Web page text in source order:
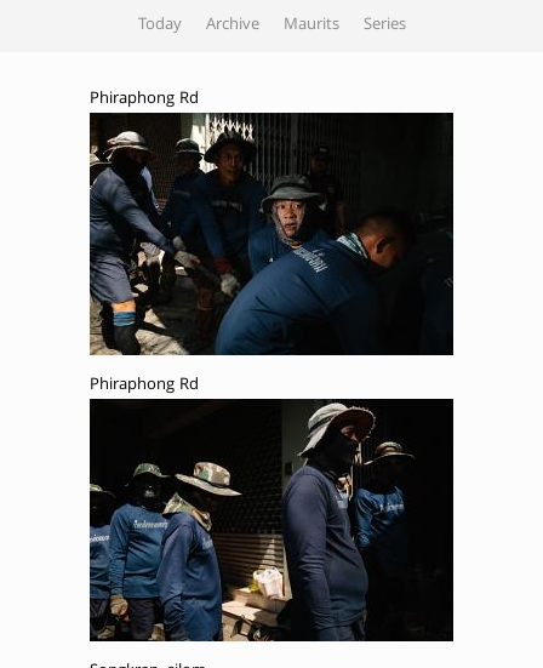
Today Archive Maurits Series
Phiraphong Rd
Phiraphong Rd